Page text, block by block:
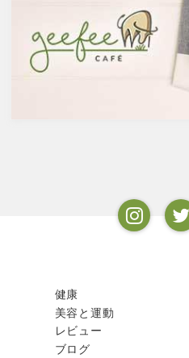
で、蒸留酒は一般的には40度～
50度、最大で90度台のアルコー
ルとなります。以下が主なお酒
の醸造酒と蒸留酒の分類です。
健康
美容と運動
レビュー
ブログ